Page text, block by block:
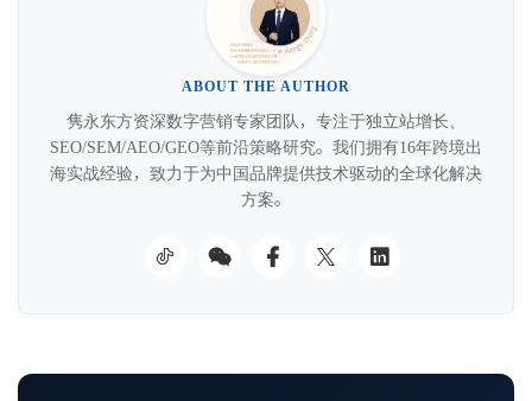
ABOUT THE AUTHOR
隽永东方资深数字营销专家团队，专注于独立站增长、
SEO/SEM/AEO/GEO等前沿策略研究。我们拥有16年跨境出
海实战经验，致力于为中国品牌提供技术驱动的全球化解决
方案。